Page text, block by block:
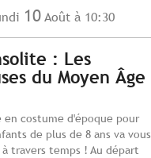
10 Août à 10:30
: Les
du Moyen Âge
costume d'époque pour
de plus de 8 ans va vous
travers temps ! Au départ